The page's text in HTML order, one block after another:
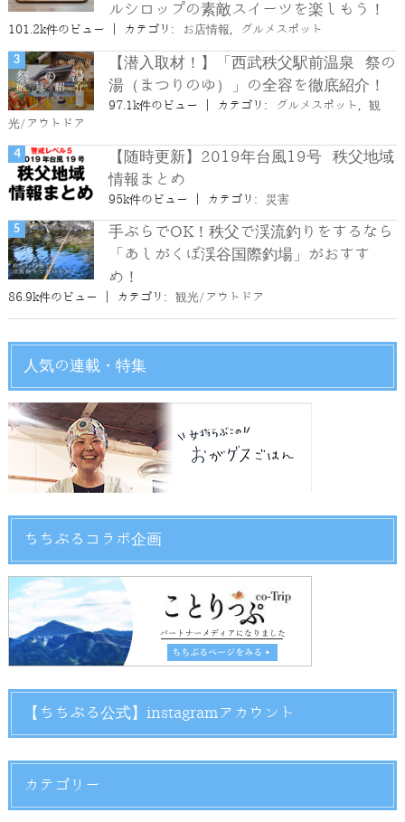
ルシロップの素敵スイーツを楽しもう！
101.2k件のビュー カテゴリ: お店情報, グルメスポット
【潜入取材！】「西武秩父駅前温泉 祭の
湯（まつりのゆ）」の全容を徹底紹介！
97.1k件のビュー カテゴリ: グルメスポット , 観
光/アウトドア
【随時更新】2019年台風19号 秩父地域
情報まとめ
95k件のビュー カテゴリ: 災害
手ぶらでOK！秩父で渓流釣りをするなら
「あしがくぼ渓谷国際釣場」がおすす
め！
86.9k件のビュー カテゴリ: 観光/アウトドア
人気の連載・特集
ちちぶるコラボ企画
【ちちぶる公式】instagramアカウント
カテゴリー